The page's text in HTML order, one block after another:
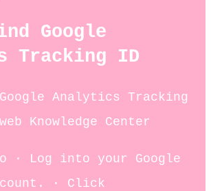
Google
Tracking ID
Analytics Tracking
Knowledge Center
· Log into your Google
· Click